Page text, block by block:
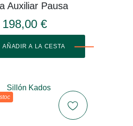
Auxiliar Pausa
198,00 €
AÑADIR A LA CESTA